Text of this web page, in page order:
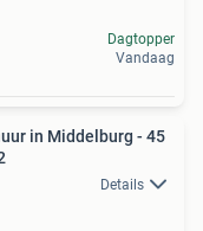
Dagtopper
Vandaag
in Middelburg - 45
Details